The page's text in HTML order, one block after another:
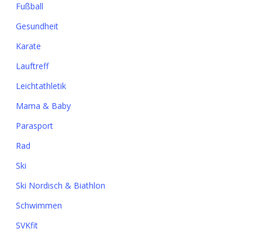
Fußball
Gesundheit
Karate
Lauftreff
Leichtathletik
Mama & Baby
Parasport
Rad
Ski
Ski Nordisch & Biathlon
Schwimmen
SVKfit